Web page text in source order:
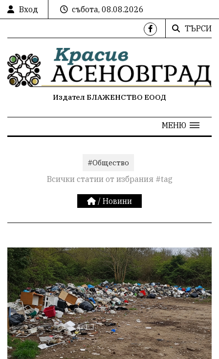
Вход
събота, 08.08.2026
ТЪРСИ
Издател БЛАЖЕНСТВО ЕООД
МЕНЮ
#Общество
Всички статии от избрания #tag
/ Новини